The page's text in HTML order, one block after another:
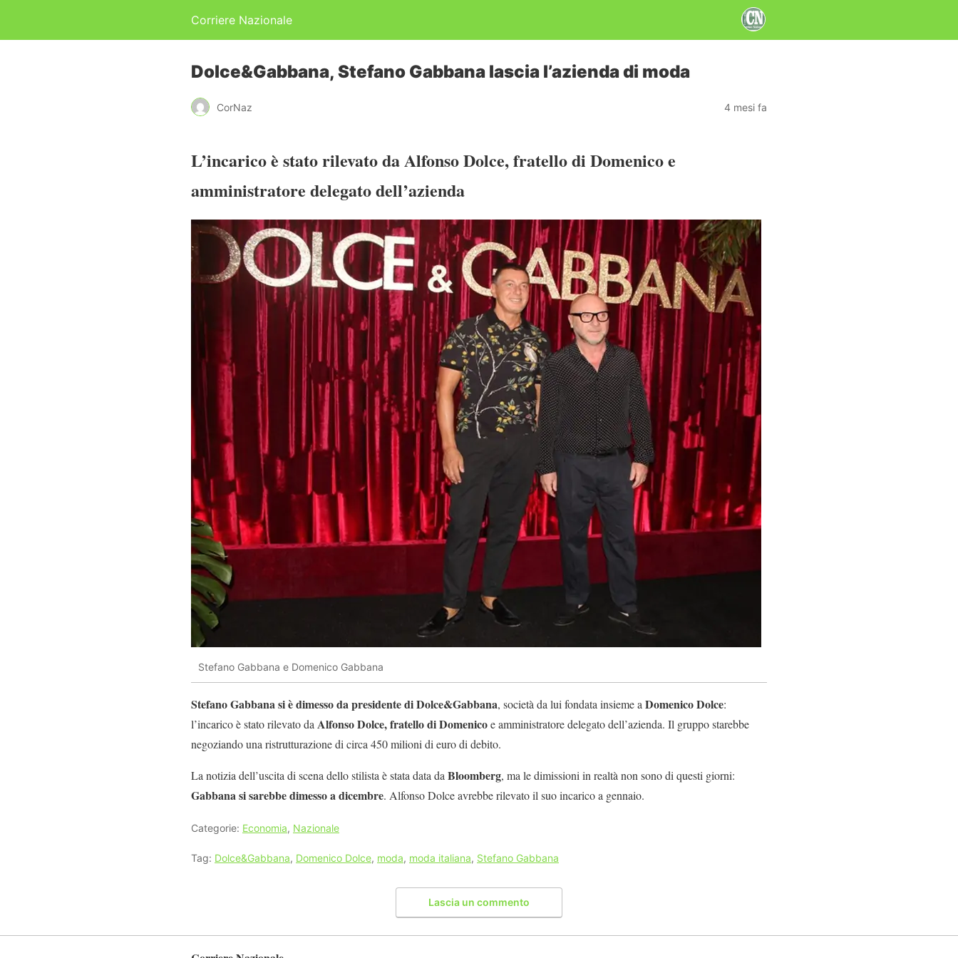
Corriere Nazionale
Dolce&Gabbana, Stefano Gabbana lascia l’azienda di moda
CorNaz 4 mesi fa
L’incarico è stato rilevato daAlfonso Dolce, fratello di Domenicoe
amministratore delegato dell’azienda
Stefano Gabbana e Domenico Gabbana
Stefano Gabbana si è dimesso da presidente di Dolce&Gabbana, società da lui fondata insieme a Domenico Dolce:
l’incarico è stato rilevato da Alfonso Dolce, fratello di Domenicoe amministratore delegato dell’azienda. Il gruppo starebbe
negoziando una ristrutturazione di circa 450 milioni di euro di debito.
La notizia dell’uscita di scena dello stilista è stata data da Bloomberg, ma le dimissioni in realtà non sono di questi giorni:
Gabbana si sarebbe dimesso a dicembre. Alfonso Dolce avrebbe rilevato il suo incarico a gennaio.
Categorie: Economia, Nazionale
Tag: Dolce&Gabbana, Domenico Dolce, moda, moda italiana, Stefano Gabbana
Lascia un commento